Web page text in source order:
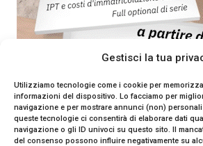
Gestisci la tua
Utilizziamo tecnologie come i cookie per
informazioni del dispositivo. Lo facciamo per
navigazione e per mostrare annunci (non)
queste tecnologie ci consentirà di elaborare dati
navigazione o gli ID univoci su questo sito. Il
del consenso possono influire negativamente su